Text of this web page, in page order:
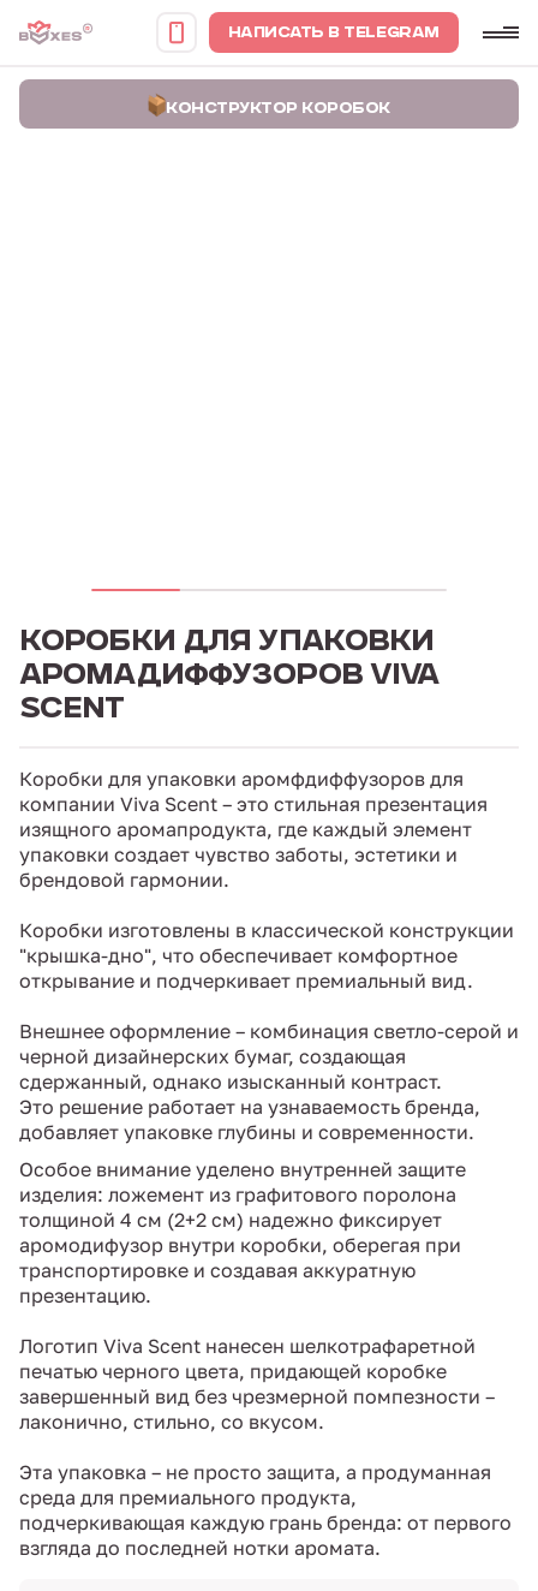
НАПИСАТЬ В TELEGRAM
КОНСТРУКТОР КОРОБОК
КОРОБКИ ДЛЯ УПАКОВКИ
АРОМАДИФФУЗОРОВ VIVA
SCENT
Коробки для упаковки аромфдиффузоров для
компании Viva Scent – ​​это стильная презентация
изящного аромапродукта, где каждый элемент
упаковки создает чувство заботы, эстетики и
брендовой гармонии.
Коробки изготовлены в классической конструкции
"крышка-дно", что обеспечивает комфортное
открывание и подчеркивает премиальный вид.
Внешнее оформление – комбинация светло-серой и
черной дизайнерских бумаг, создающая
сдержанный, однако изысканный контраст.
Это решение работает на узнаваемость бренда,
добавляет упаковке глубины и современности.
Особое внимание уделено внутренней защите
изделия: ложемент из графитового поролона
толщиной 4 см (2+2 см) надежно фиксирует
аромодифузор внутри коробки, оберегая при
транспортировке и создавая аккуратную
презентацию.
Логотип Viva Scent нанесен шелкотрафаретной
печатью черного цвета, придающей коробке
завершенный вид без чрезмерной помпезности –
лаконично, стильно, со вкусом.
Эта упаковка – не просто защита, а продуманная
среда для премиального продукта,
подчеркивающая каждую грань бренда: от первого
взгляда до последней нотки аромата.